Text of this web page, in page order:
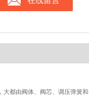
大都由阀体、阀芯、调压弹簧和